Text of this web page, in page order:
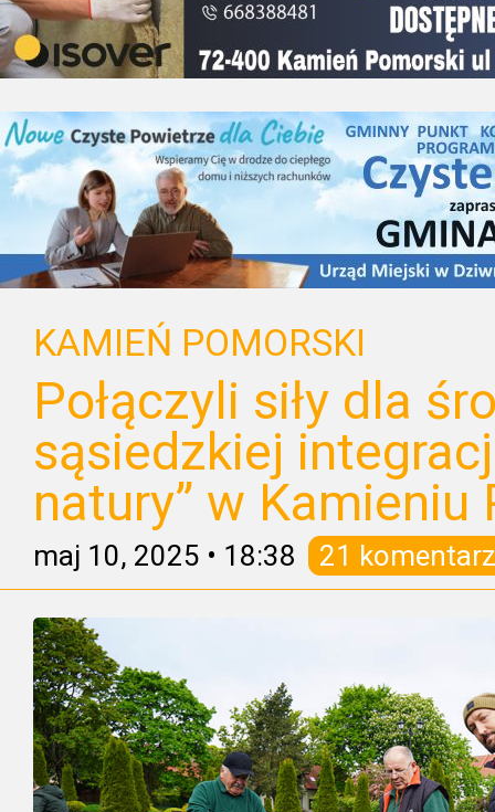
KAMIEŃ POMORSKI
Połączyli siły dla
sąsiedzkiej
natury” w Kamieniu
maj 10, 2025 • 18:38 21